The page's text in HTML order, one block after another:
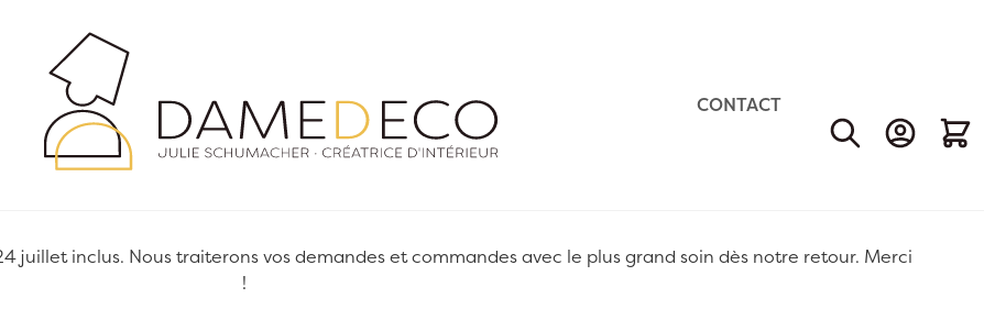
CONTACT
juillet inclus. Nous traiterons vos demandes et commandes avec le plus grand soin dès notre retour. Merci
!